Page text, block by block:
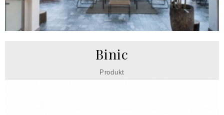
Binic
Produkt